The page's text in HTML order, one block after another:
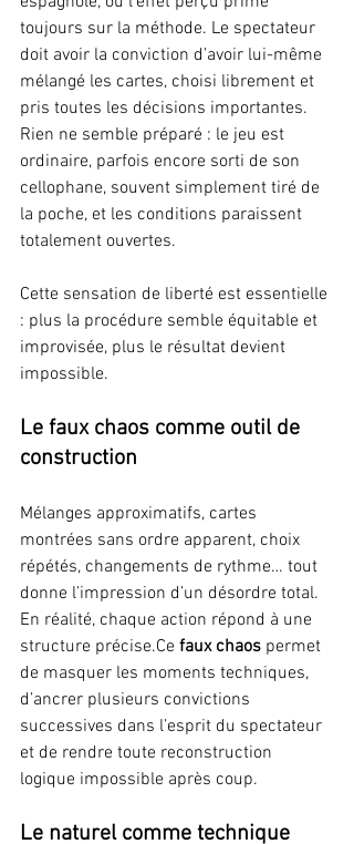
toujours sur la méthode. Le spectateur
doit avoir la conviction d’avoir lui-même
mélangé les cartes, choisi librement et
pris toutes les décisions importantes.
Rien ne semble préparé : le jeu est
ordinaire, parfois encore sorti de son
cellophane, souvent simplement tiré de
la poche, et les conditions paraissent
totalement ouvertes.
Cette sensation de liberté est essentielle
: plus la procédure semble équitable et
improvisée, plus le résultat devient
impossible.
Le faux chaos comme outil de
construction
Mélanges approximatifs, cartes
montrées sans ordre apparent, choix
répétés, changements de rythme… tout
donne l’impression d’un désordre total.
En réalité, chaque action répond à une
structure précise.Ce faux chaos permet
de masquer les moments techniques,
d’ancrer plusieurs convictions
successives dans l’esprit du spectateur
et de rendre toute reconstruction
logique impossible après coup.
Le naturel comme technique